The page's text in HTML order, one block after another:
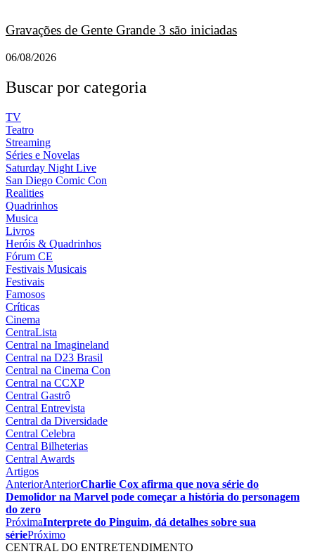
Gravações de Gente Grande 3 são iniciadas
06/08/2026
Buscar por categoria
TV
Teatro
Streaming
Séries e Novelas
Saturday Night Live
San Diego Comic Con
Realities
Quadrinhos
Musica
Livros
Heróis & Quadrinhos
Fórum CE
Festivais Musicais
Festivais
Famosos
Críticas
Cinema
CentraLista
Central na Imagineland
Central na D23 Brasil
Central na Cinema Con
Central na CCXP
Central Gastrô
Central Entrevista
Central da Diversidade
Central Celebra
Central Bilheterias
Central Awards
Artigos
AnteriorAnteriorCharlie Cox afirma que nova série do
Demolidor na Marvel pode começar a história do personagem
do zero
PróximaInterprete do Pinguim, dá detalhes sobre sua
sériePróximo
CENTRAL DO ENTRETENDIMENTO